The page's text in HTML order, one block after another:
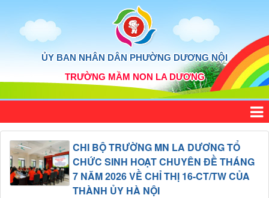
ỦY BAN NHÂN DÂN PHƯỜNG DƯƠNG NỘI
TRƯỜNG MẦM NON LA DƯƠNG
CHI BỘ TRƯỜNG MN LA DƯƠNG TỔ
CHỨC SINH HOẠT CHUYÊN ĐỀ THÁNG
7 NĂM 2026 VỀ CHỈ THỊ 16-CT/TW CỦA
THÀNH ỦY HÀ NỘI